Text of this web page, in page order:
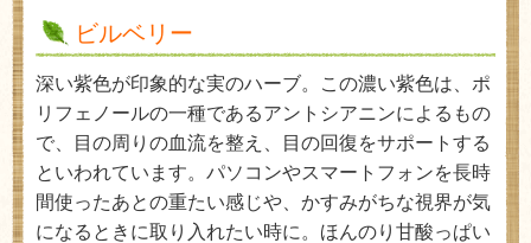
ビルベリー
深い紫色が印象的な実のハーブ。この濃い紫色は、ポ
リフェノールの一種であるアントシアニンによるもの
で、目の周りの血流を整え、目の回復をサポートする
といわれています。パソコンやスマートフォンを長時
間使ったあとの重たい感じや、かすみがちな視界が気
になるときに取り入れたい時に。ほんのり甘酸っぱい